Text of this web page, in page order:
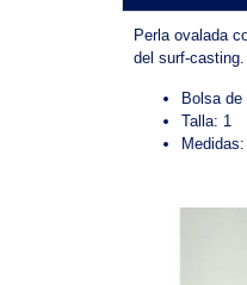
Perla ovalada
del surf-
Bolsa de
Talla: 1